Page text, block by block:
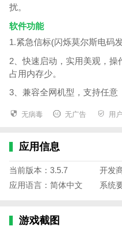
扰。
软件功能
1.紧急信标(闪烁莫尔斯电码
2、快速启动，实用美观，操
占用内存少。
3、兼容全网机型，支持任意
4、七彩屏幕灯，是演唱会
5、省电优化，专利技术，比
边肖评估
1、多多手电筒2024版，小巧
功能，带给用户更便捷的手机
无病毒 无广告 用
应用信息
当前版本：3.5.7
开发
应用语言：简体中文
系统
游戏截图